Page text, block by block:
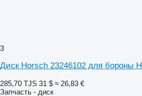
3
Диск Horsch 23246102 для бороны
285,70 TJS 31 $ ≈ 26,83 €
Запчасть - диск